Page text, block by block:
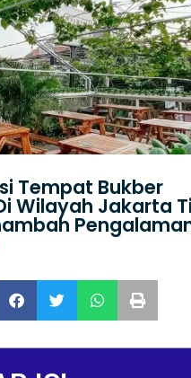
Tempat Bukber
Wilayah Jakarta